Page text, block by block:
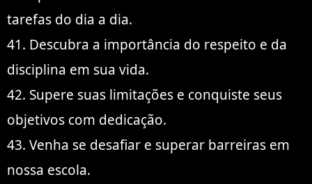
tarefas do dia a dia.
41. Descubra a importância do respeito e da
disciplina em sua vida.
42. Supere suas limitações e conquiste seus
objetivos com dedicação.
43. Venha se desafiar e superar barreiras em
nossa escola.